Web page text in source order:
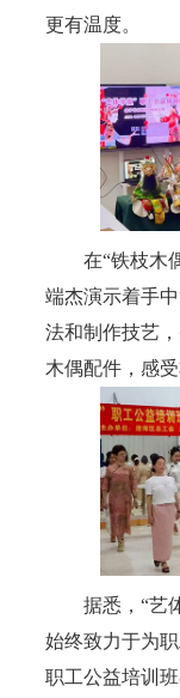
更有温度。
在“铁枝木
端杰演示着手
法和制作技艺
木偶配件，感
据悉，“艺
始终致力于为
职工公益培训